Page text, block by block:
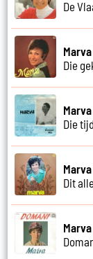
De
Marva
Die
Marva
Die
Marva
Dit
Marva